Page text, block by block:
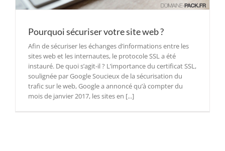
Pourquoi sécuriser votre site web ?
Afin de sécuriser les échanges d’informations entre les
sites web et les internautes, le protocole SSL a été
instauré. De quoi s’agit-il ? L’importance du certificat SSL,
soulignée par Google Soucieux de la sécurisation du
trafic sur le web, Google a annoncé qu’à compter du
mois de janvier 2017, les sites en [...]